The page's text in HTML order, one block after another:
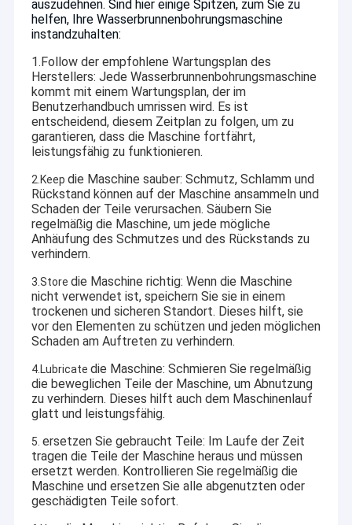
auszudehnen. Sind hier einige Spitzen, zum Sie zu
helfen, Ihre Wasserbrunnenbohrungsmaschine
instandzuhalten:
1.Follow der empfohlene Wartungsplan des
Herstellers: Jede Wasserbrunnenbohrungsmaschine
kommt mit einem Wartungsplan, der im
Benutzerhandbuch umrissen wird. Es ist
entscheidend, diesem Zeitplan zu folgen, um zu
garantieren, dass die Maschine fortfährt,
leistungsfähig zu funktionieren.
2.Keep die Maschine sauber: Schmutz, Schlamm und
Rückstand können auf der Maschine ansammeln und
Schaden der Teile verursachen. Säubern Sie
regelmäßig die Maschine, um jede mögliche
Anhäufung des Schmutzes und des Rückstands zu
verhindern.
3.Store die Maschine richtig: Wenn die Maschine
nicht verwendet ist, speichern Sie sie in einem
trockenen und sicheren Standort. Dieses hilft, sie
vor den Elementen zu schützen und jeden möglichen
Schaden am Auftreten zu verhindern.
4.Lubricate die Maschine: Schmieren Sie regelmäßig
die beweglichen Teile der Maschine, um Abnutzung
zu verhindern. Dieses hilft auch dem Maschinenlauf
glatt und leistungsfähig.
5. ersetzen Sie gebraucht Teile: Im Laufe der Zeit
tragen die Teile der Maschine heraus und müssen
ersetzt werden. Kontrollieren Sie regelmäßig die
Maschine und ersetzen Sie alle abgenutzten oder
geschädigten Teile sofort.